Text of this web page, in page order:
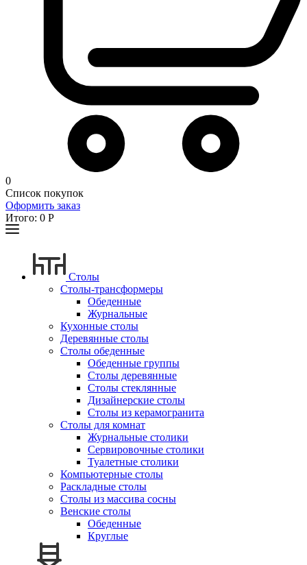
0
Список покупок
Оформить заказ
Итого: 0 Р
Столы
Столы-трансформеры
Обеденные
Журнальные
Кухонные столы
Деревянные столы
Столы обеденные
Обеденные группы
Столы деревянные
Столы стеклянные
Дизайнерские столы
Столы из керамогранита
Столы для комнат
Журнальные столики
Сервировочные столики
Туалетные столики
Компьютерные столы
Раскладные столы
Столы из массива сосны
Венские столы
Обеденные
Круглые